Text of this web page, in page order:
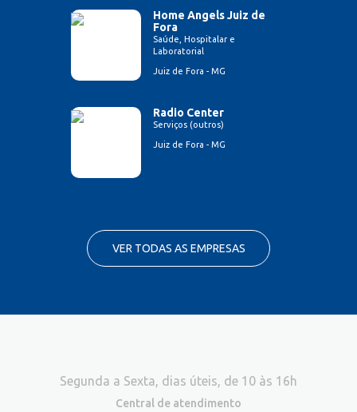
Home Angels Juiz de
Fora
Saúde, Hospitalar e
Laboratorial
Juiz de Fora - MG
Radio Center
Serviços (outros)
Juiz de Fora - MG
VER TODAS AS EMPRESAS
Segunda a Sexta, dias úteis, de 10 às 16h
Central de atendimento